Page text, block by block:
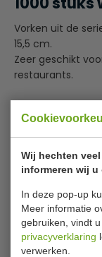
Wij hechten
informeren wij u
In deze pop-up
Meer informatie
gebruiken, vindt
privacyverklaring
verwerken.
Vorken uit de
15,5 cm.
Zeer geschikt
restaurants.
Biologisch
Max. Gebruik
Vloeibaar
Droog voedsel
ijslepels.
Specificaties
Artikelnummer
Aantal